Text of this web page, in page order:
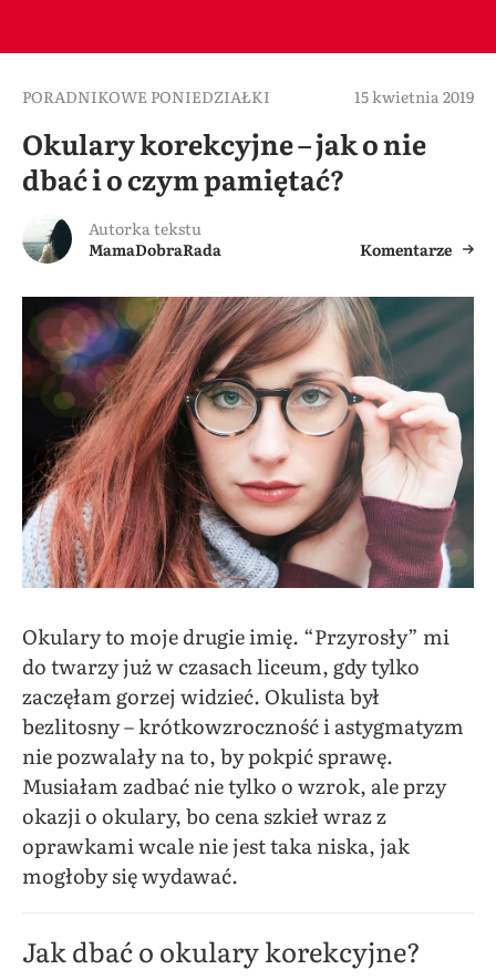
PORADNIKOWE PONIEDZIAŁKI 15 kwietnia 2019
Okulary korekcyjne – jak o nie
dbać i o czym pamiętać?
Autorka tekstu
MamaDobraRada
Komentarze
Okulary to moje drugie imię. “Przyrosły” mi
do twarzy już w czasach liceum, gdy tylko
zaczęłam gorzej widzieć. Okulista był
bezlitosny – krótkowzroczność i astygmatyzm
nie pozwalały na to, by pokpić sprawę.
Musiałam zadbać nie tylko o wzrok, ale przy
okazji o okulary, bo cena szkieł wraz z
oprawkami wcale nie jest taka niska, jak
mogłoby się wydawać.
Jak dbać o okulary korekcyjne?